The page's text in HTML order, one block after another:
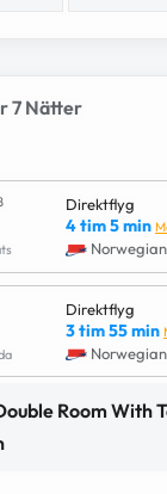
7 Nätter
Direktflyg
4 tim 5 min
Norwegian
Direktflyg
3 tim 55 min
Norwegian
Room With